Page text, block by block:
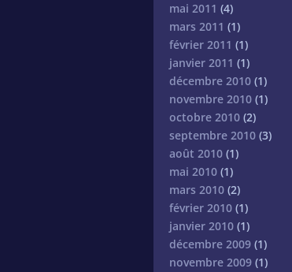
mai 2011 (4)
mars 2011 (1)
février 2011 (1)
janvier 2011 (1)
décembre 2010 (1)
novembre 2010 (1)
octobre 2010 (2)
septembre 2010 (3)
août 2010 (1)
mai 2010 (1)
mars 2010 (2)
février 2010 (1)
janvier 2010 (1)
décembre 2009 (1)
novembre 2009 (1)